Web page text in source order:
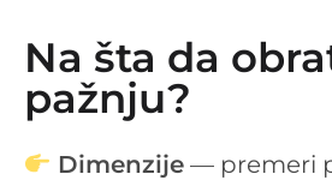
Na šta da
pažnju?
Dimenzije— premeri